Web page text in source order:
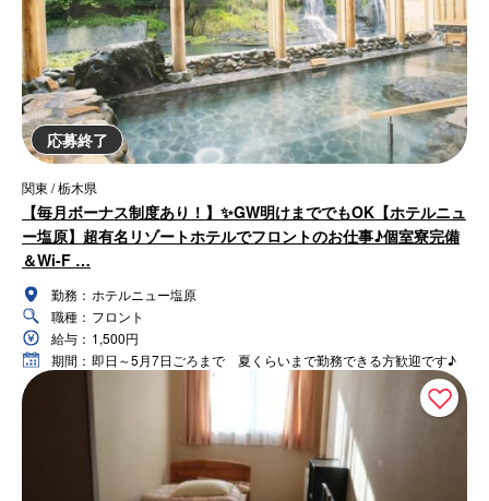
応募終了
関東 / 栃木県
【毎月ボーナス制度あり！】✨GW明けまででもOK【ホテルニュ
ー塩原】超有名リゾートホテルでフロントのお仕事♪個室寮完備
＆Wi-F …
勤務： ホテルニュー塩原
職種： フロント
給与： 1,500円
期間： 即日～5月7日ごろまで 夏くらいまで勤務できる方歓迎です♪